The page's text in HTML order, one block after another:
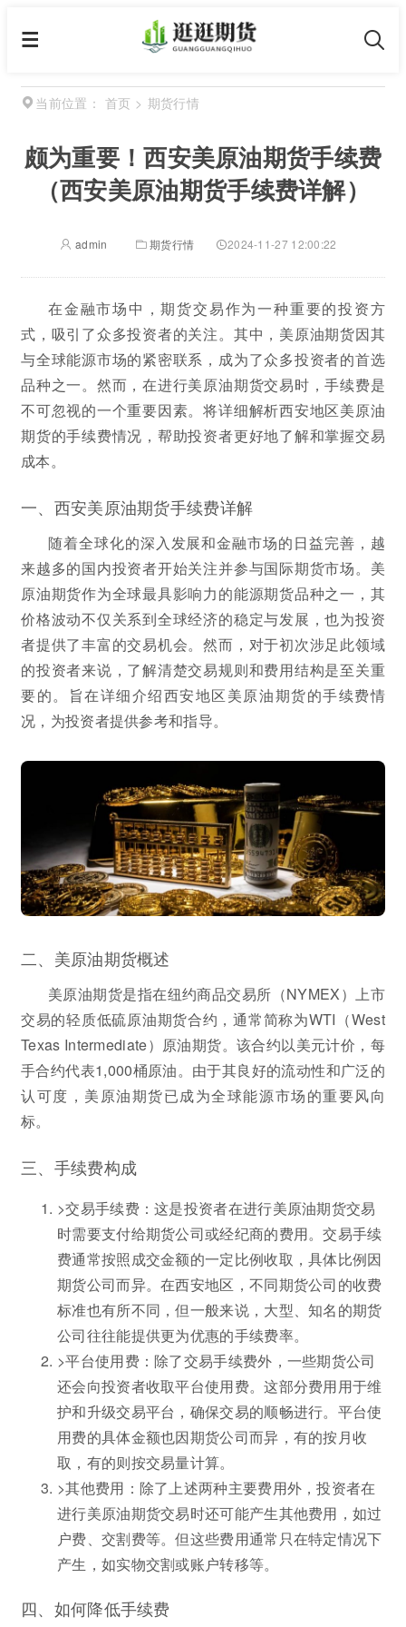
当前位置： 首页 > 期货行情
颇为重要！西安美原油期货手续费
（西安美原油期货手续费详解）
admin 期货行情 2024-11-27 12:00:22
在金融市场中，期货交易作为一种重要的投资方
式，吸引了众多投资者的关注。其中，美原油期货因其
与全球能源市场的紧密联系，成为了众多投资者的首选
品种之一。然而，在进行美原油期货交易时，手续费是
不可忽视的一个重要因素。将详细解析西安地区美原油
期货的手续费情况，帮助投资者更好地了解和掌握交易
成本。
一、西安美原油期货手续费详解
随着全球化的深入发展和金融市场的日益完善，越
来越多的国内投资者开始关注并参与国际期货市场。美
原油期货作为全球最具影响力的能源期货品种之一，其
价格波动不仅关系到全球经济的稳定与发展，也为投资
者提供了丰富的交易机会。然而，对于初次涉足此领域
的投资者来说，了解清楚交易规则和费用结构是至关重
要的。旨在详细介绍西安地区美原油期货的手续费情
况，为投资者提供参考和指导。
二、美原油期货概述
美原油期货是指在纽约商品交易所（NYMEX）上市
交易的轻质低硫原油期货合约，通常简称为WTI（West
Texas Intermediate）原油期货。该合约以美元计价，每
手合约代表1,000桶原油。由于其良好的流动性和广泛的
认可度，美原油期货已成为全球能源市场的重要风向
标。
三、手续费构成
>交易手续费：这是投资者在进行美原油期货交易
时需要支付给期货公司或经纪商的费用。交易手续
费通常按照成交金额的一定比例收取，具体比例因
期货公司而异。在西安地区，不同期货公司的收费
标准也有所不同，但一般来说，大型、知名的期货
公司往往能提供更为优惠的手续费率。
>平台使用费：除了交易手续费外，一些期货公司
还会向投资者收取平台使用费。这部分费用用于维
护和升级交易平台，确保交易的顺畅进行。平台使
用费的具体金额也因期货公司而异，有的按月收
取，有的则按交易量计算。
>其他费用：除了上述两种主要费用外，投资者在
进行美原油期货交易时还可能产生其他费用，如过
户费、交割费等。但这些费用通常只在特定情况下
产生，如实物交割或账户转移等。
四、如何降低手续费